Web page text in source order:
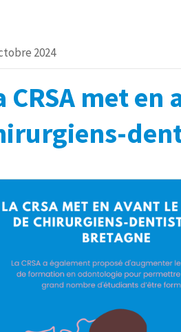
2024
CRSA met